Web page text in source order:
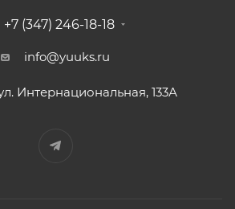
+7 (347) 246-18-18
info@yuuks.ru
Интернациональная, 133А